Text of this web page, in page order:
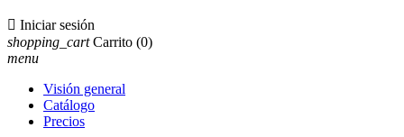
 Iniciar sesión
shopping_cart Carrito (0)
menu
Visión general
Catálogo
Precios